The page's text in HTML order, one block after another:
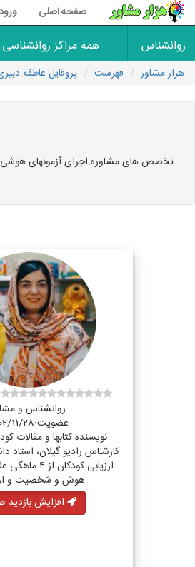
صفحه اصلی
روانشناس همه مراکز روانشناسی
هزار مشاور فهرست پروفایل عاطفه
تخصص های مشاوره:اجرای آزمونهای هوشی
روانشناس و
عضویت:1402/11/28
نویسنده کتابها و مقالات
کارشناس رادیو گیلان، استاد
ارزیابی کودکان
هوش و شخصیت و
افزایش